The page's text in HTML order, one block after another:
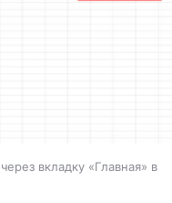
вкладку «Главная» в